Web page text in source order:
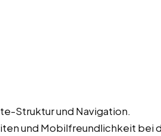
Struktur und Navigation.
und Mobilfreundlichkeit bei